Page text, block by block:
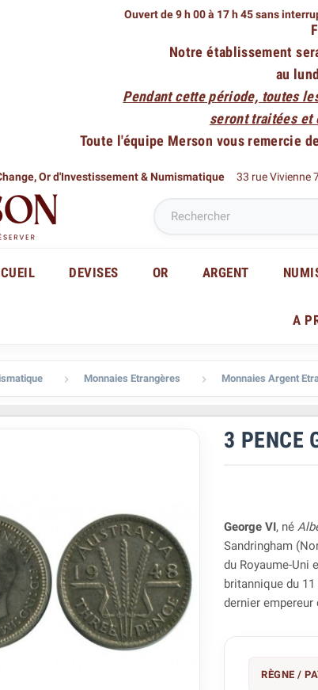
Ouvert de 9 h 00 à 17 h 45 sans
Notre établissement
au
Pendant cette période, toutes
seront traitées et
Toute l'équipe Merson vous remercie
Or d'Investissement & Numismatique 33 rue Vivienne
DEVISES OR ARGENT
A
 Monnaies Etrangères  Monnaies Argent
3 PENCE
George VI, né
Sandringham
du Royaume-Uni
britannique du
dernier
RÈGNE /